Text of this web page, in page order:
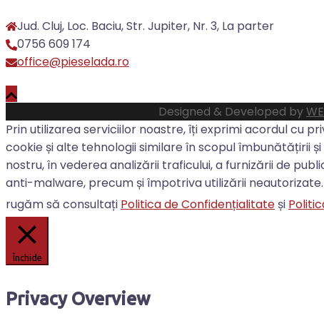
Jud. Cluj, Loc. Baciu, Str. Jupiter, Nr. 3, La parter
0756 609 174
office@pieselada.ro
Designed & Developed by
Prin utilizarea serviciilor noastre, îți exprimi acordul cu
cookie și alte tehnologii similare în scopul îmbunătățirii
nostru, în vederea analizării traficului, a furnizării de
anti-malware, precum și împotriva utilizării
rugăm să consultați Politica de Confidențialitate și
Închide
Privacy Overview